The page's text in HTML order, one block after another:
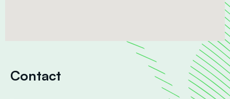
Contact